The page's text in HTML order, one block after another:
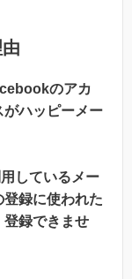
のアカ
がハッピーメー
しているメー
録に使われた
登録できませ